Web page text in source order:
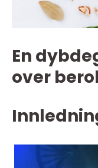
En
over